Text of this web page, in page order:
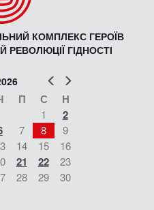
КОМПЛЕКС ГЕРОЇВ
РЕВОЛЮЦІЇ ГІДНОСТІ
Попер
П С Н
1 2
7 8
9
14 15
16
21 22
23
28 29
30